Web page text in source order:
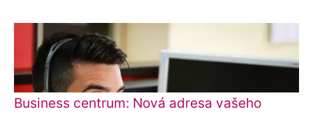
Business centrum: Nová adresa vašeho